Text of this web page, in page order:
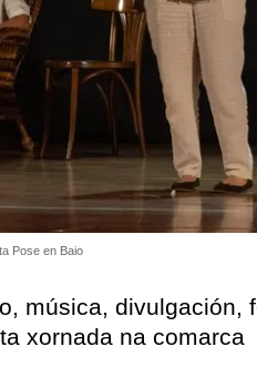
Pose en Baio
música, divulgación,
xornada na comarca